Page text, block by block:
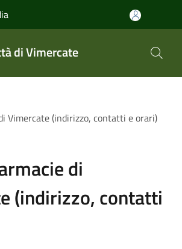
di Vimercate
Vimercate (indirizzo, contatti e orari)
di
(indirizzo, contatti